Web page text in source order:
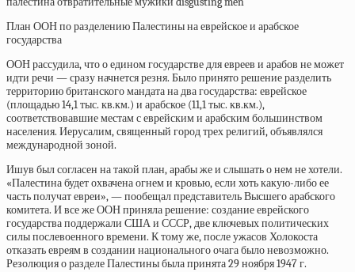
План ООН по разделению Палестины на еврейское и арабское
государства
ООН рассудила, что о едином государстве для евреев и арабов не может
идти речи — сразу начнется резня. Было принято решение разделить
территорию британского мандата на два государства: еврейское
(площадью 14,1 тыс. кв.км.) и арабское (11,1 тыс. кв.км.),
соответствовавшие местам с еврейским и арабским большинством
населения. Иерусалим, священный город трех религий, объявлялся
международной зоной.
Ишув был согласен на такой план, арабы же и слышать о нем не хотели.
«Палестина будет охвачена огнем и кровью, если хоть какую-либо ее
часть получат евреи», — пообещалпредставитель Высшего арабского
комитета. И все же ООН приняла решение: создание еврейского
государства поддержали США и СССР, две ключевых политических
силы послевоенного времени. К тому же, после ужасов Холокоста
отказать евреям в создании национального очага было невозможно.
Резолюция о разделе Палестины была принята 29 ноября 1947 г.